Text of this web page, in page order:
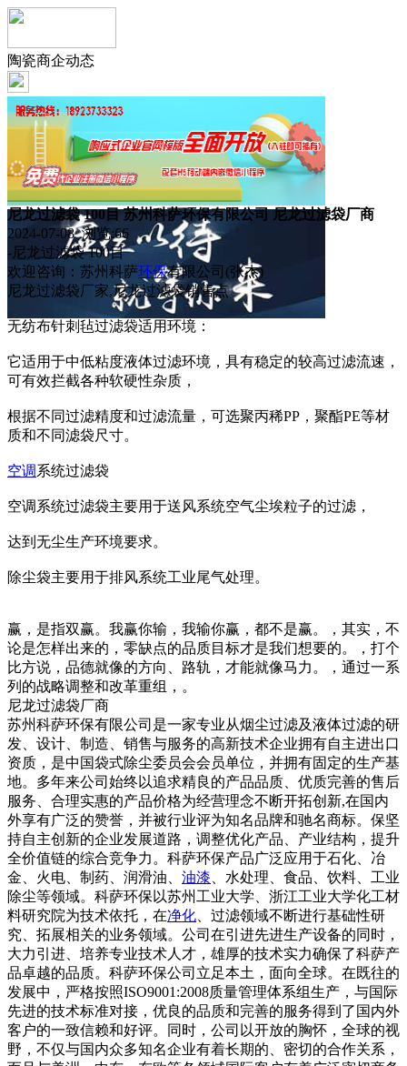
陶瓷商企动态
尼龙过滤袋 100目 苏州科萨环保有限公司 尼龙过滤袋厂商
2024-07-08 浏览:66
-尼龙过滤袋 100目
欢迎咨询：苏州科萨环保有限公司(张杰)
尼龙过滤袋厂家,尼龙过滤袋销售点
无纺布针刺毡过滤袋适用环境：
它适用于中低粘度液体过滤环境，具有稳定的较高过滤流速，
可有效拦截各种软硬性杂质，
根据不同过滤精度和过滤流量，可选聚丙稀PP，聚酯PE等材
质和不同滤袋尺寸。
空调系统过滤袋
空调系统过滤袋主要用于送风系统空气尘埃粒子的过滤，
达到无尘生产环境要求。
除尘袋主要用于排风系统工业尾气处理。
赢，是指双赢。我赢你输，我输你赢，都不是赢。，其实，不
论是怎样出来的，零缺点的品质目标才是我们想要的。，打个
比方说，品德就像的方向、路轨，才能就像马力。，通过一系
列的战略调整和改革重组，。
尼龙过滤袋厂商
苏州科萨环保有限公司是一家专业从烟尘过滤及液体过滤的研
发、设计、制造、销售与服务的高新技术企业拥有自主进出口
资质，是中国袋式除尘委员会会员单位，并拥有固定的生产基
地。多年来公司始终以追求精良的产品品质、优质完善的售后
服务、合理实惠的产品价格为经营理念不断开拓创新,在国内
外享有广泛的赞誉，并被行业评为知名品牌和驰名商标。保坚
持自主创新的企业发展道路，调整优化产品、产业结构，提升
全价值链的综合竞争力。科萨环保产品广泛应用于石化、冶
金、火电、制药、润滑油、 油漆 、水处理、食品、饮料、工业
除尘等领域。科萨环保以苏州工业大学、浙江工业大学化工材
料研究院为技术依托，在净化 、过滤领域不断进行基础性研
究、拓展相关的业务领域。公司在引进先进生产设备的同时，
大力引进、培养专业技术人才，雄厚的技术实力确保了科萨产
品卓越的品质。科萨环保公司立足本土，面向全球。在既往的
发展中，严格按照ISO9001:2008质量管理体系组生产，与国际
先进的技术标准对接，优良的品质和完善的服务得到了国内外
客户的一致信赖和好评。同时，公司以开放的胸怀，全球的视
野，不仅与国内众多知名企业有着长期的、密切的合作关系，